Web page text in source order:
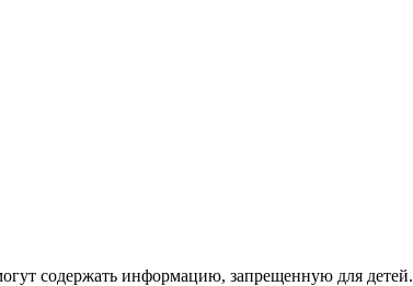
coдержать инфopмaцию, зaпpeщeнную для дeтeй.